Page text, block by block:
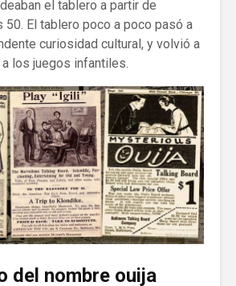
el tablero a partir de
El tablero poco a poco pasó a
curiosidad cultural, y volvió a
a los juegos infantiles.
del nombre ouija